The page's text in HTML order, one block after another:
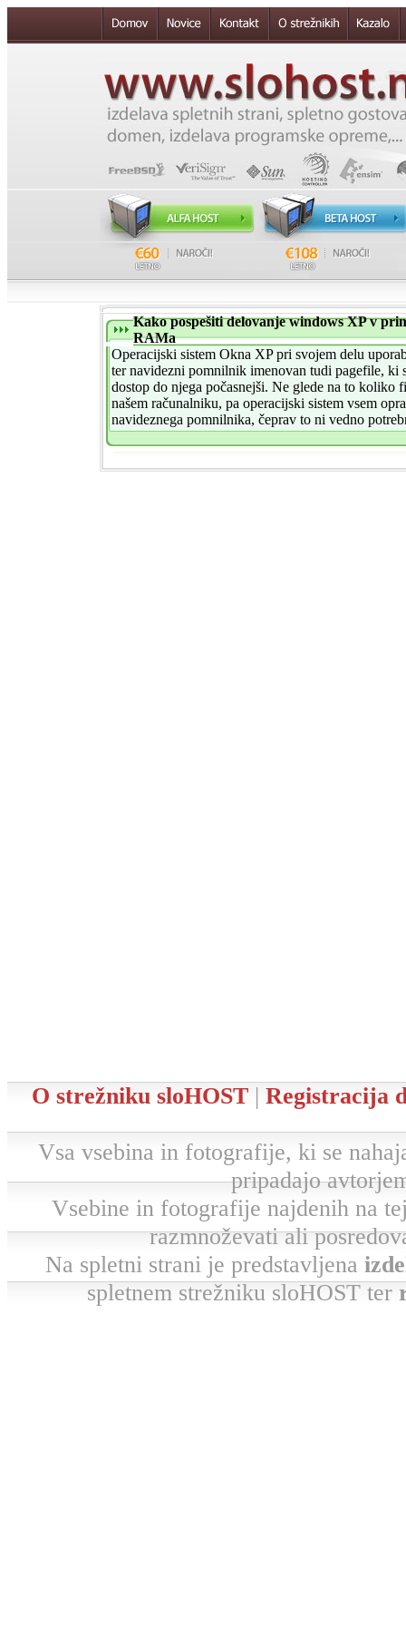
Kako pospešiti delovanje windows XP v
RAMa
Operacijski sistem Okna XP pri svojem delu
ter navidezni pomnilnik imenovan tudi pagefile, ki
dostop do njega počasnejši. Ne glede na to koliko
našem računalniku, pa operacijski sistem vsem
navideznega pomnilnika, čeprav to ni vedno
O strežniku sloHOST| Registracija
Vsa vsebina in fotografije, ki se
pripadajo
Vsebine in fotografije najdenih na
razmnoževati ali
Na spletni strani je predstavljena
spletnem strežniku sloHOST ter